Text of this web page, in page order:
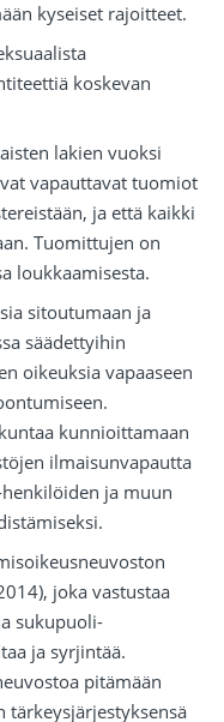
kyseiset rajoitteet.
koskevan
lakien vuoksi
vapauttavat tuomiot
ja että kaikki
Tuomittujen on
loukkaamisesta.
sitoutumaan ja
säädettyihin
oikeuksia vapaaseen
kunnioittamaan
ilmaisunvapautta
ja muun
joka vastustaa
sukupuoli-
ja syrjintää.
pitämään